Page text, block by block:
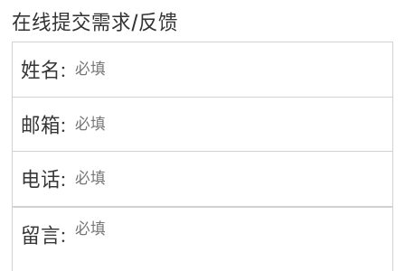
在线提交需求/反馈
姓名:
邮箱:
电话:
留言: